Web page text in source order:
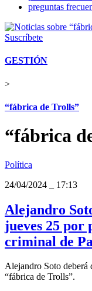
preguntas
Suscríbete
GESTIÓN
>
“fábrica de Trolls”
“fábrica
Política
24/04/2024
17:13
Alejandro
jueves 25 por
criminal de
Alejandro Soto deberá
“fábrica de Trolls”.